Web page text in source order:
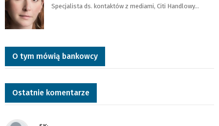
Specjalista ds. kontaktów z mediami, Citi Handlowy…
O tym mówią bankowcy
Ostatnie komentarze